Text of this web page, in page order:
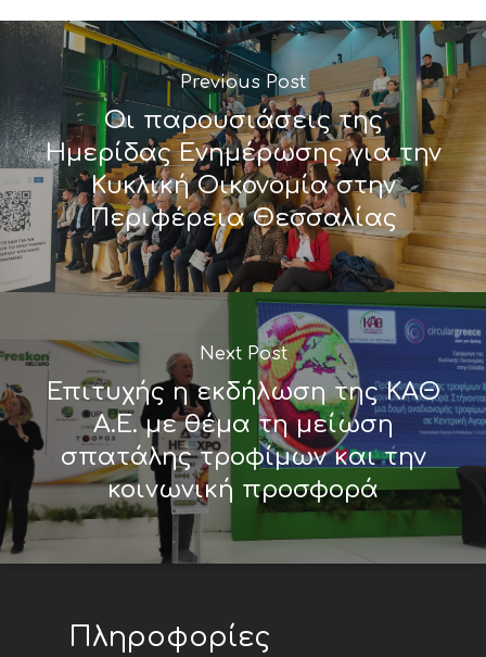
Previous Post
Οι παρουσιάσεις της
Ημερίδας Ενημέρωσης για την
Κυκλική Οικονομία στην
Περιφέρεια Θεσσαλίας
Next Post
Επιτυχής η εκδήλωση της ΚΑΘ
Α.Ε. με θέμα τη μείωση
σπατάλης τροφίμων και την
κοινωνική προσφορά
Πληροφορίες